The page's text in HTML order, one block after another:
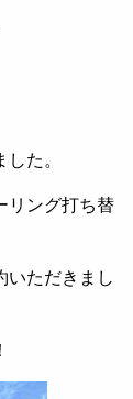
た。
リング打ち替
いただきまし